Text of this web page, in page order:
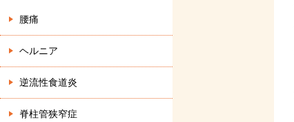
腰痛
ヘルニア
逆流性食道炎
脊柱管狭窄症